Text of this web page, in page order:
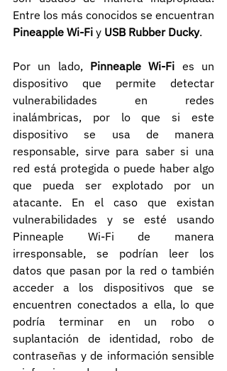
Pineapple Wi-Fi y USB Rubber Ducky.
Por un lado, Pinneaple Wi-Fi es un
dispositivo que permite detectar
vulnerabilidades en redes
inalámbricas, por lo que si este
dispositivo se usa de manera
responsable, sirve para saber si una
red está protegida o puede haber algo
que pueda ser explotado por un
atacante. En el caso que existan
vulnerabilidades y se esté usando
Pinneaple Wi-Fi de manera
irresponsable, se podrían leer los
datos que pasan por la red o también
acceder a los dispositivos que se
encuentren conectados a ella, lo que
podría terminar en un robo o
suplantación de identidad, robo de
contraseñas y de información sensible